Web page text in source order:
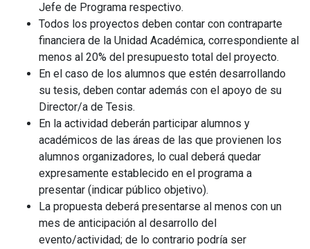
Jefe de Programa respectivo.
Todos los proyectos deben contar con contraparte
financiera de la Unidad Académica, correspondiente al
menos al 20% del presupuesto total del proyecto.
En el caso de los alumnos que estén desarrollando
su tesis, deben contar además con el apoyo de su
Director/a de Tesis.
En la actividad deberán participar alumnos y
académicos de las áreas de las que provienen los
alumnos organizadores, lo cual deberá quedar
expresamente establecido en el programa a
presentar (indicar público objetivo).
La propuesta deberá presentarse al menos con un
mes de anticipación al desarrollo del
evento/actividad; de lo contrario podría ser